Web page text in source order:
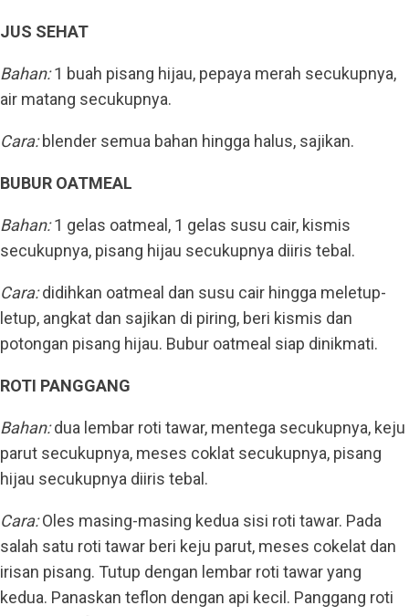
JUS SEHAT
Bahan:1 buah pisang hijau, pepaya merah secukupnya,
air matang secukupnya.
Cara:blender semua bahan hingga halus, sajikan.
BUBUR OATMEAL
Bahan:1 gelas oatmeal, 1 gelas susu cair, kismis
secukupnya, pisang hijau secukupnya diiris tebal.
Cara:didihkan oatmeal dan susu cair hingga meletup-
letup, angkat dan sajikan di piring, beri kismis dan
potongan pisang hijau. Bubur oatmeal siap dinikmati.
ROTI PANGGANG
Bahan:dua lembar roti tawar, mentega secukupnya, keju
parut secukupnya, meses coklat secukupnya, pisang
hijau secukupnya diiris tebal.
Cara:Oles masing-masing kedua sisi roti tawar. Pada
salah satu roti tawar beri keju parut, meses cokelat dan
irisan pisang. Tutup dengan lembar roti tawar yang
kedua. Panaskan teflon dengan api kecil. Panggang roti